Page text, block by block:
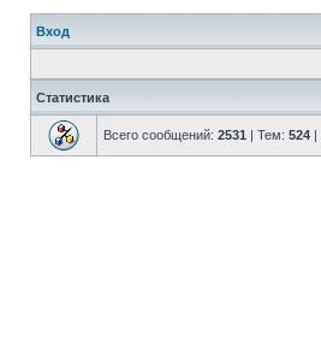
Вход
Статистика
Всего сообщений: 2531 | Тем: 524 |